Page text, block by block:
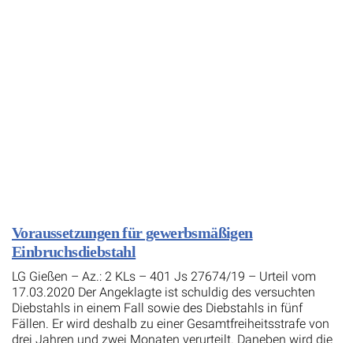
Voraussetzungen für gewerbsmäßigen
Einbruchsdiebstahl
LG Gießen – Az.: 2 KLs – 401 Js 27674/19 – Urteil vom
17.03.2020 Der Angeklagte ist schuldig des versuchten
Diebstahls in einem Fall sowie des Diebstahls in fünf
Fällen. Er wird deshalb zu einer Gesamtfreiheitsstrafe von
drei Jahren und zwei Monaten verurteilt. Daneben wird die